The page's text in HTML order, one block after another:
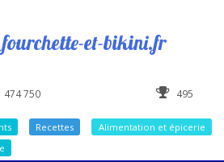
fourchette-et-bikini.fr
474 750 495
Recettes
Alimentation et épicerie